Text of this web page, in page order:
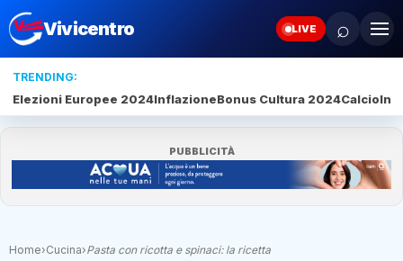
Vivicentro LIVE ⌕
TRENDING:
Elezioni Europee 2024InflazioneBonus Cultura 2024Calcio
PUBBLICITÀ
Home›Cucina›Pasta con ricotta e spinaci: la ricetta